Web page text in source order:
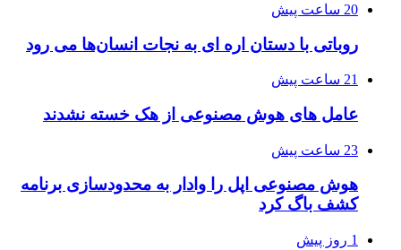
20 ساعت پیش
روباتی با دستان اره ای به نجات انسان‌ها می رود
21 ساعت پیش
عامل های هوش مصنوعی از هک خسته نشدند
23 ساعت پیش
هوش مصنوعی اپل را وادار به محدودسازی برنامه
کشف باگ کرد
1 روز پیش